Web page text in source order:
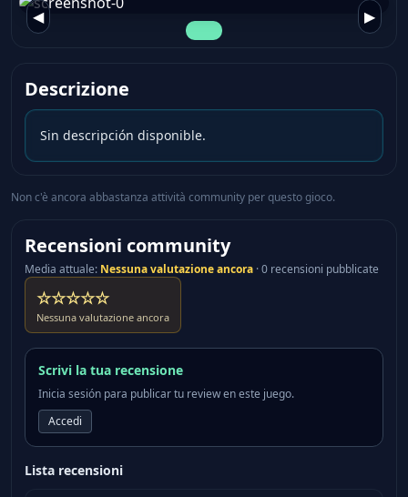
◀ ▶
Descrizione
Sin descripción disponible.
Non c'è ancora abbastanza attività community per questo gioco.
Recensioni community
Media attuale: Nessuna valutazione ancora ·0 recensioni pubblicate
☆☆☆☆☆
Nessuna valutazione ancora
Scrivi la tua recensione
Inicia sesión para publicar tu review en este juego.
Accedi
Lista recensioni